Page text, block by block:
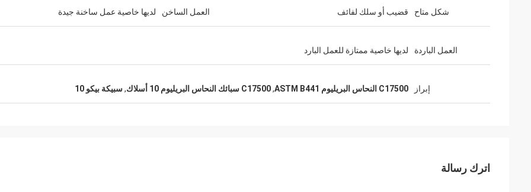
شكل متاح قضيب أو سلك لفائف العمل الساخن لديها خاصية عمل ساخنة جيدة
العمل الباردة لديها خاصية ممتازة للعمل البارد
إبراز C17500 النحاس البريليوم ASTM B441 ,C17500 سبائك النحاس البريليوم 10 أسلاك ,سبيكة بيكو 10
اترك رسالة